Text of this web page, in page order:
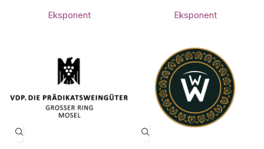
Eksponent Eksponent